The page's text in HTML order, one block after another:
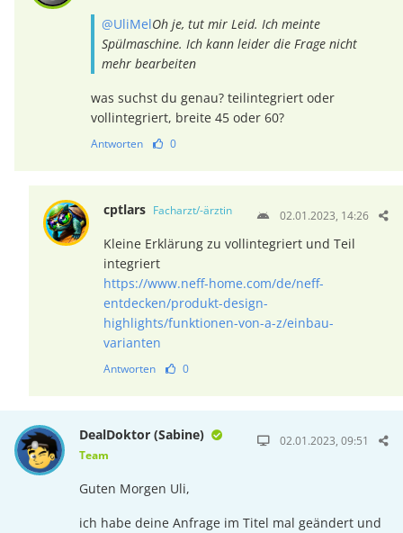
@UliMelOh je, tut mir Leid. Ich meinte
Spülmaschine. Ich kann leider die Frage nicht
mehr bearbeiten
was suchst du genau? teilintegriert oder
vollintegriert, breite 45 oder 60?
Antworten 0
cptlars Facharzt/-ärztin 02.01.2023, 14:26
Kleine Erklärung zu vollintegriert und Teil
integriert
https://www.neff-home.com/de/neff-
entdecken/produkt-design-
highlights/funktionen-von-a-z/einbau-
varianten
Antworten 0
DealDoktor (Sabine)
Team
02.01.2023, 09:51
Guten Morgen Uli,
ich habe deine Anfrage im Titel mal geändert und